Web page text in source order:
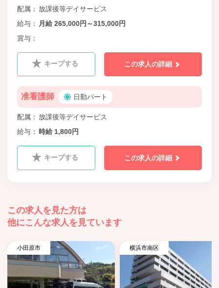
配属
放課後等デイサービス
給与
月給 265,000円～315,000円
賞与
キープする この求人の詳細
准看護師 日勤パート
配属
放課後等デイサービス
給与
時給 1,800円
キープする この求人の詳細
この求人を見た方は
他にこんな求人を見ています
小田原市 横浜市南区